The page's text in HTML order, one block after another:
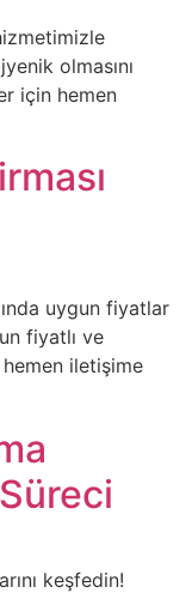
olmasını
için hemen
uygun fiyatlar
fiyatlı ve
iletişime
keşfedin!